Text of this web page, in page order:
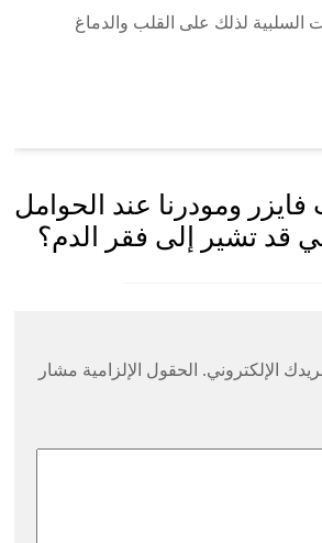
السلبية لذلك على القلب والدماغ
فايزر ومودرنا عند الحوامل
قد تشير إلى فقر الدم؟
الإلكتروني. الحقول الإلزامية مشار